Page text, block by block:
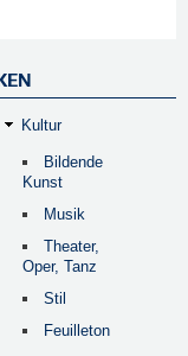
Kultur
Bildende
Kunst
Musik
Theater,
Oper, Tanz
Stil
Feuilleton